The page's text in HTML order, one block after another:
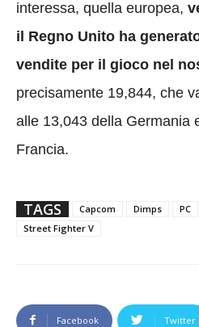
interessa, quella europea,
il Regno Unito ha
vendite per il gioco nel
precisamente 19,844, che
alle 13,043 della Germania
Francia.
TAGS Capcom Dimps PC
Street Fighter V
Facebook Twitter